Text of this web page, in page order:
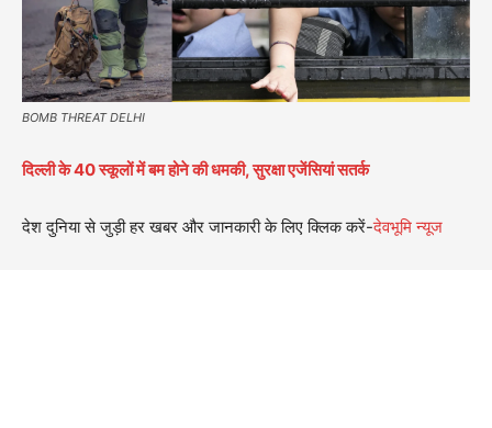
BOMB THREAT DELHI
दिल्ली के 40 स्कूलों में बम होने की धमकी, सुरक्षा एजेंसियां सतर्क
देश दुनिया से जुड़ी हर खबर और जानकारी के लिए क्लिक करें-देवभूमि न्यूज